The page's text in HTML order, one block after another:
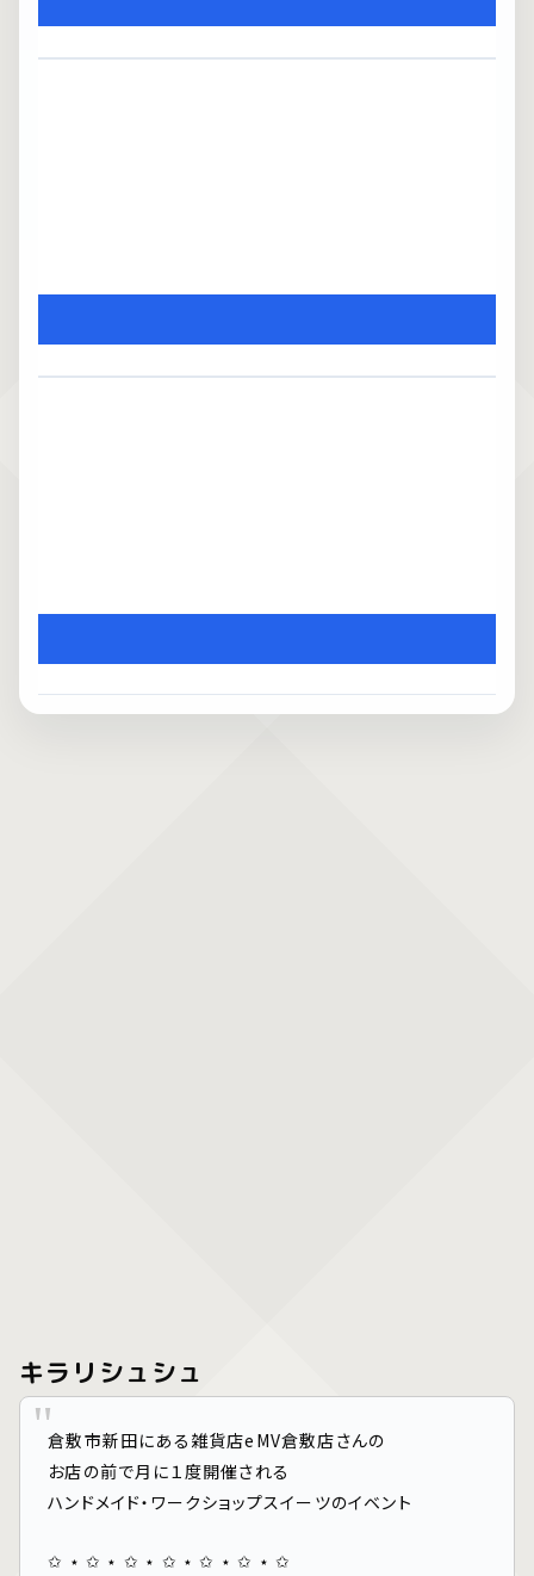
キラリシュシュ
倉敷市新田にある雑貨店eMV倉敷店さんの
お店の前で月に１度開催される
ハンドメイド・ワークショップスイーツのイベント
✩ ⋆ ✩ ⋆ ✩ ⋆ ✩ ⋆ ✩ ⋆ ✩ ⋆ ✩